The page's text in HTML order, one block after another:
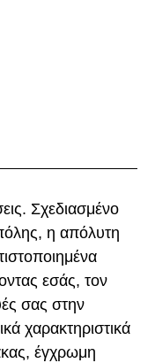
Σχεδιασμένο
η απόλυτη
εσάς, τον
σας στην
χαρακτηριστικά
έγχρωμη